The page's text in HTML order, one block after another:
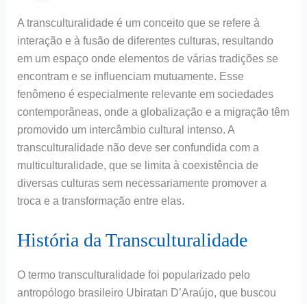
A transculturalidade é um conceito que se refere à
interação e à fusão de diferentes culturas, resultando
em um espaço onde elementos de várias tradições se
encontram e se influenciam mutuamente. Esse
fenômeno é especialmente relevante em sociedades
contemporâneas, onde a globalização e a migração têm
promovido um intercâmbio cultural intenso. A
transculturalidade não deve ser confundida com a
multiculturalidade, que se limita à coexistência de
diversas culturas sem necessariamente promover a
troca e a transformação entre elas.
História da Transculturalidade
O termo transculturalidade foi popularizado pelo
antropólogo brasileiro Ubiratan D’Araújo, que buscou